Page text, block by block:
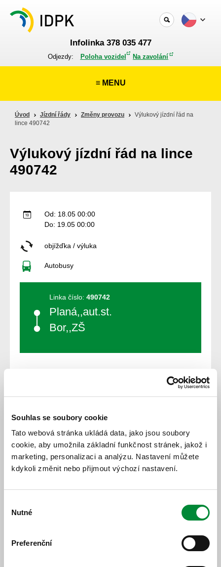
Souhlas se soubory cookie
Tato webová stránka ukládá data, jako jsou soubory
cookie, aby umožnila základní funkčnost stránek, jakož i
marketing, personalizaci a analýzu. Nastavení můžete
kdykoli změnit nebo přijmout výchozí nastavení.
souhlasu
Nutné
Preferenční
Infolinka 378 035 477
Odjezdy: Poloha vozidel Na zavolání
≡ MENU
Úvod Jízdní řády Změny provozu
Výlukový jízdní řád na
lince 490742
Výlukový jízdní řád na lince
490742
Od: 18.05 00:00
Do: 19.05 00:00
objížďka / výluka
Autobusy
Linka číslo: 490742
Planá,,aut.st.
Bor,,ZŠ
Jízdní řád
Jízdní řád Změnový jízdní řád
Od 18. 05. 2026 bude platit nový výlukový jízdní řád.